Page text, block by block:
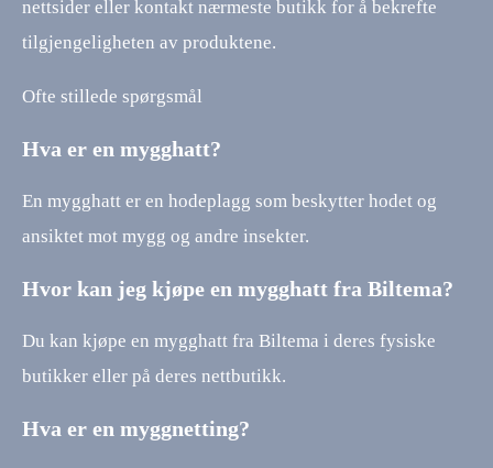
nettsider eller kontakt nærmeste butikk for å bekrefte
tilgjengeligheten av produktene.
Ofte stillede spørgsmål
Hva er en mygghatt?
En mygghatt er en hodeplagg som beskytter hodet og
ansiktet mot mygg og andre insekter.
Hvor kan jeg kjøpe en mygghatt fra Biltema?
Du kan kjøpe en mygghatt fra Biltema i deres fysiske
butikker eller på deres nettbutikk.
Hva er en myggnetting?